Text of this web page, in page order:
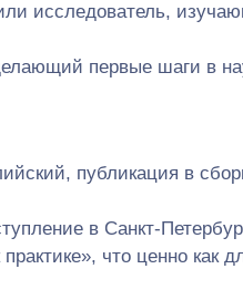
исследователь,
первые шаги в
публикация в
в Санкт-
что ценно как